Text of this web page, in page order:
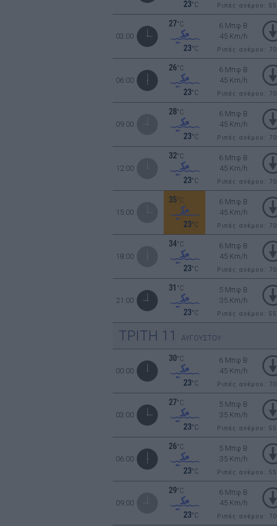
23°C Ριπές ανέμου: 55
03:00
27°C
23°C
6 Μπφ B
45 Km/h
Ριπές ανέμου: 70
06:00
26°C
23°C
6 Μπφ B
45 Km/h
Ριπές ανέμου: 70
09:00
28°C
23°C
6 Μπφ B
45 Km/h
Ριπές ανέμου: 70
12:00
32°C
23°C
6 Μπφ B
45 Km/h
Ριπές ανέμου: 70
15:00
35°C
23°C
6 Μπφ B
45 Km/h
Ριπές ανέμου: 70
18:00
34°C
23°C
6 Μπφ B
45 Km/h
Ριπές ανέμου: 70
21:00
31 °C
23°C
5 Μπφ B
35 Km/h
Ριπές ανέμου: 55
ΤΡΙΤΗ 11 ΑΥΓΟΥΣΤΟΥ
00:00
30°C
23°C
6 Μπφ B
45 Km/h
Ριπές ανέμου: 70
03:00
27°C
23°C
5 Μπφ B
35 Km/h
Ριπές ανέμου: 55
06:00
26°C
23°C
5 Μπφ B
35 Km/h
Ριπές ανέμου: 55
09:00
29°C
23°C
6 Μπφ B
45 Km/h
Ριπές ανέμου: 70